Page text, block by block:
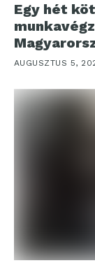
Egy hét
AUGUSZTUS 5,